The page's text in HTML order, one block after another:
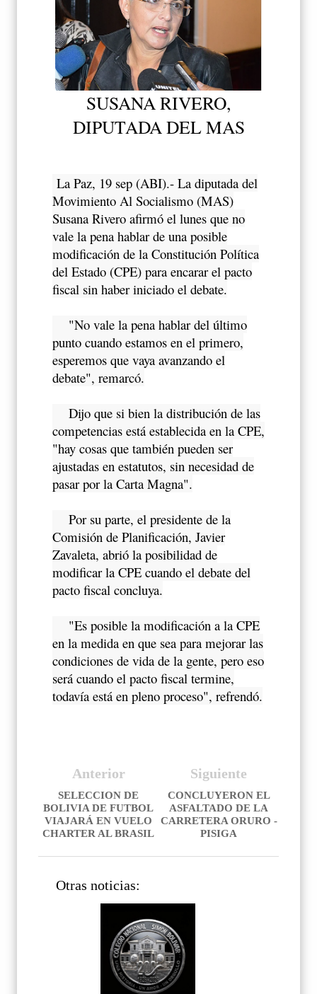
SUSANA RIVERO,
DIPUTADA DEL MAS
La Paz, 19 sep (ABI).- La diputada del
Movimiento Al Socialismo (MAS)
Susana Rivero afirmó el lunes que no
vale la pena hablar de una posible
modificación de la Constitución Política
del Estado (CPE) para encarar el pacto
fiscal sin haber iniciado el debate.
"No vale la pena hablar del último
punto cuando estamos en el primero,
esperemos que vaya avanzando el
debate", remarcó.
Dijo que si bien la distribución de las
competencias está establecida en la CPE,
"hay cosas que también pueden ser
ajustadas en estatutos, sin necesidad de
pasar por la Carta Magna".
Por su parte, el presidente de la
Comisión de Planificación, Javier
Zavaleta, abrió la posibilidad de
modificar la CPE cuando el debate del
pacto fiscal concluya.
"Es posible la modificación a la CPE
en la medida en que sea para mejorar las
condiciones de vida de la gente, pero eso
será cuando el pacto fiscal termine,
todavía está en pleno proceso", refrendó.
Siguiente
CONCLUYERON EL
ASFALTADO DE LA
CARRETERA ORURO -
PISIGA
Anterior
SELECCION DE
BOLIVIA DE FUTBOL
VIAJARÁ EN VUELO
CHARTER AL BRASIL
Otras noticias: